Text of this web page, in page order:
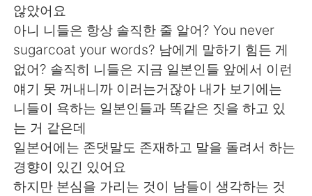
않았어요
아니 니들은 항상 솔직한 줄 알어? You never
sugarcoat your words? 남에게 말하기 힘든 게
없어? 솔직히 니들은 지금 일본인들 앞에서 이런
얘기 못 꺼내니까 이러는거잖아 내가 보기에는
니들이 욕하는 일본인들과 똑같은 짓을 하고 있
는 거 같은데
일본어에는 존댓말도 존재하고 말을 돌려서 하는
경향이 있긴 있어요
하지만 본심을 가리는 것이 남들이 생각하는 것